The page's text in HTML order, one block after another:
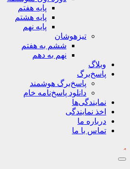
پایه هفتم
پایه هشتم
پایه نهم
تیزهوشان
ششم به هفتم
نهم به دهم
وبلاگ
پاسخ‌برگ
پاسخ‌برگ‌ هوشمند
دانلود پاسخ‌نامه خام
نمایندگی‌ها
اخذ نمایندگی
درباره ما
تماس با ما